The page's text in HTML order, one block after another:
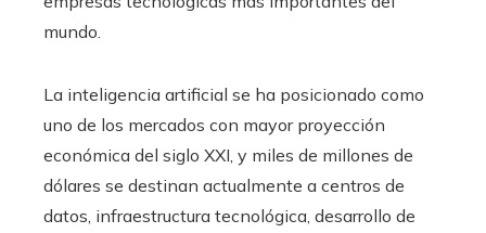
mundo.
La inteligencia artificial se ha posicionado como
uno de los mercados con mayor proyección
económica del siglo XXI, y miles de millones de
dólares se destinan actualmente a centros de
datos, infraestructura tecnológica, desarrollo de